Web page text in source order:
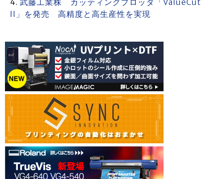
武藤工業株 カッティングプロッタ「ValueCut
II」を発売 高精度と高生産性を実現